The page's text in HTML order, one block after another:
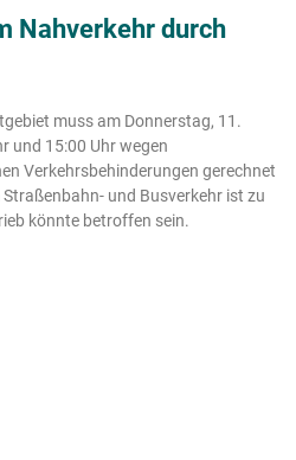
Nahverkehr durch
muss am Donnerstag, 11.
und 15:00 Uhr wegen
Verkehrsbehinderungen gerechnet
und Busverkehr ist zu
könnte betroffen sein.